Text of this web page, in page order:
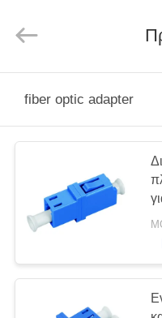
ΠΡΟΪΌΝΤΑ
ΠΕΡΊΠΟΥ
ΕΜΕΊΣ
ΓΎΡΟΣ
ΕΡΓΟΣΤΑΣΊΩΝ
LTD.
fiber optic adapter